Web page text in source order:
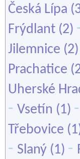
Česká Lípa
Frýdlant (2)
Jilemnice (2)
Prachatice
Uherské
- Vsetín (1) -
Třebovice
- Slaný (1) -